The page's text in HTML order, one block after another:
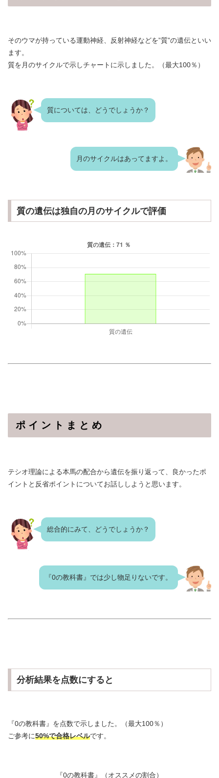
そのウマが持っている運動神経、反射神経などを”質”の遺伝といい
ます。
質を月のサイクルで示しチャートに示しました。（最大100％）
質については、どうでしょうか？
月のサイクルはあってますよ。
質の遺伝は独自の月のサイクルで評価
ポ イ ン ト ま と め
テシオ理論による本馬の配合から遺伝を振り返って、良かったポ
イントと反省ポイントについてお話ししようと思います。
総合的にみて、どうでしょうか？
『0の教科書』では少し物足りないです。
分析結果を点数にすると
『0の教科書』を点数で示しました。（最大100％）
ご参考に50%で合格レベルです。
『0の教科書』（オススメの割合）